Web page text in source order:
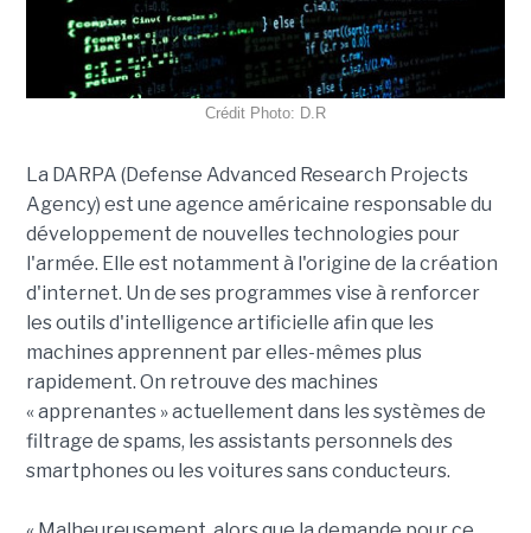
Crédit Photo: D.R
La DARPA (Defense Advanced Research Projects
Agency) est une agence américaine responsable du
développement de nouvelles technologies pour
l'armée. Elle est notamment à l'origine de la création
d'internet. Un de ses programmes vise à renforcer
les outils d'intelligence artificielle afin que les
machines apprennent par elles-mêmes plus
rapidement. On retrouve des machines
« apprenantes » actuellement dans les systèmes de
filtrage de spams, les assistants personnels des
smartphones ou les voitures sans conducteurs.